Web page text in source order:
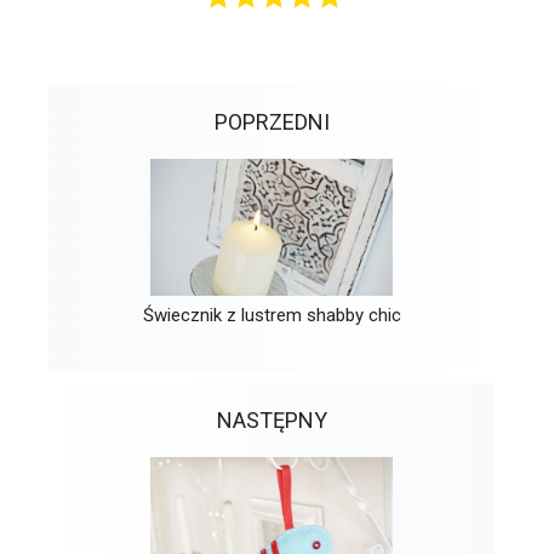
POPRZEDNI
Świecznik z lustrem shabby chic
NASTĘPNY